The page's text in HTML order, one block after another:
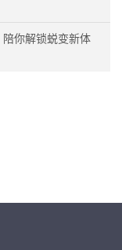
陪你解锁蜕变新体